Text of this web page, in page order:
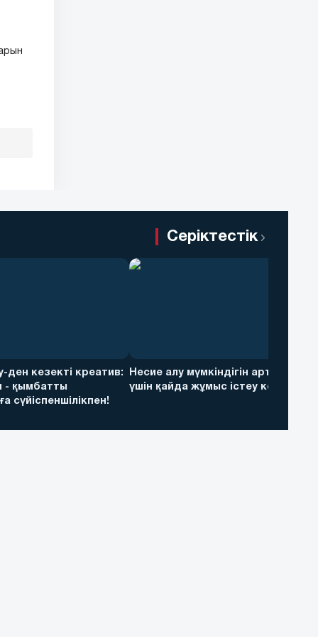
Серіктестік
ден кезекті креатив:
- қымбатты
сүйіспеншілікпен!
Несие алу мүмкіндігін арттыру
үшін қайда жұмыс істеу керек